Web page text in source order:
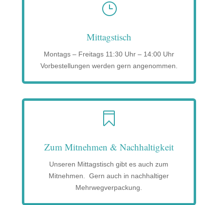
}
Mittagstisch
Montags – Freitags 11:30 Uhr – 14:00 Uhr
Vorbestellungen werden gern angenommen.

Zum Mitnehmen & Nachhaltigkeit
Unseren Mittagstisch gibt es auch zum
Mitnehmen. Gern auch in nachhaltiger
Mehrwegverpackung.